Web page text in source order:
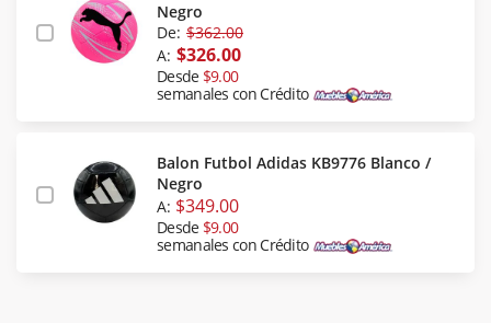
Negro
De: $362.00
A: $326.00
Desde $9.00
semanales con Crédito
Balon Futbol Adidas KB9776 Blanco /
Negro
A: $349.00
Desde $9.00
semanales con Crédito